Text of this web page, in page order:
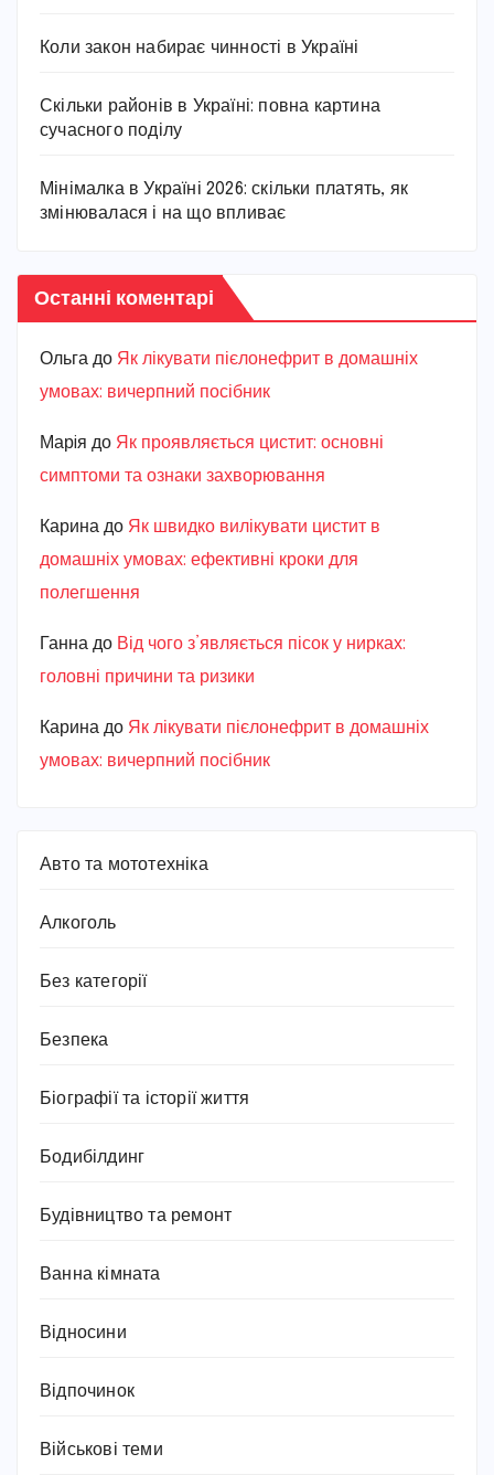
Коли закон набирає чинності в Україні
Скільки районів в Україні: повна картина
сучасного поділу
Мінімалка в Україні 2026: скільки платять, як
змінювалася і на що впливає
Останні коментарі
Ольга до Як лікувати пієлонефрит в домашніх
умовах: вичерпний посібник
Марiя до Як проявляється цистит: основні
симптоми та ознаки захворювання
Карина до Як швидко вилікувати цистит в
домашніх умовах: ефективні кроки для
полегшення
Ганна до Від чого з’являється пісок у нирках:
головні причини та ризики
Карина до Як лікувати пієлонефрит в домашніх
умовах: вичерпний посібник
Авто та мототехніка
Алкоголь
Без категорії
Безпека
Біографії та історії життя
Бодибілдинг
Будівництво та ремонт
Ванна кімната
Відносини
Відпочинок
Військові теми